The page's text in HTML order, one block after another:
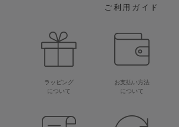
ご利用ガイド
ラッピング
について
お支払い方法
について